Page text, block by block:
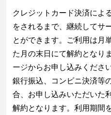
クレジットカード決済によ
をされるまで、継続してサ
とができます。ご利用は月
た月の末日にて解約となり
ージからお申し込みください
銀行振込、コンビニ決済等
合、お申し込みいただいた
解約となります。利用期間